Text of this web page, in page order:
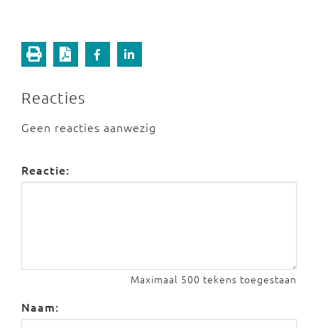
Reacties
Geen reacties aanwezig
Reactie:
Maximaal 500 tekens toegestaan
Naam: